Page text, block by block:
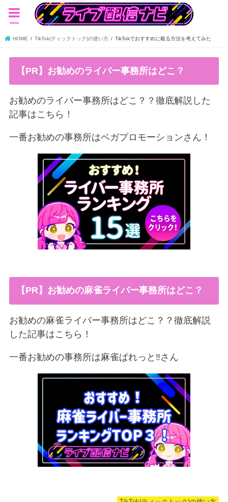
menu
HOME TikTok(ティックトック)の使い方 TikTokでおすすめに載る方法を考えてみた
【PR】お勧めのライバー事務所はどこ？
お勧めのライバー事務所はどこ？？徹底解説した
記事はこちら！
一番お勧めの事務所はベガプロモーションさん！
【PR】お勧めの麻雀ライバー事務所はどこ？
お勧めの麻雀ライバー事務所はどこ？？徹底解説
した記事はこちら！
一番お勧めの事務所は麻雀ぱれっと‼︎さん